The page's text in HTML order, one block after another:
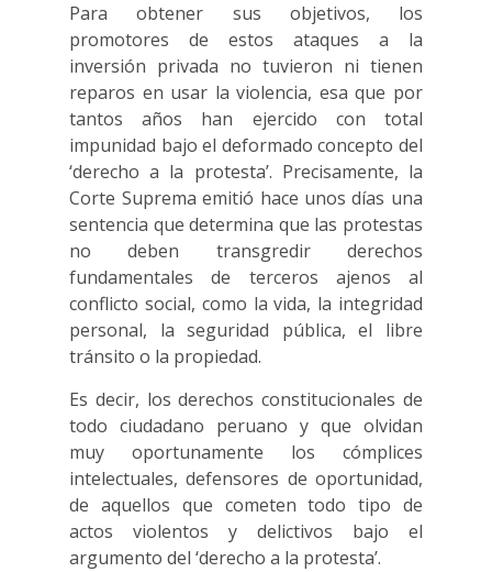
Para obtener sus objetivos, los
promotores de estos ataques a la
inversión privada no tuvieron ni tienen
reparos en usar la violencia, esa que por
tantos años han ejercido con total
impunidad bajo el deformado concepto del
‘derecho a la protesta’. Precisamente, la
Corte Suprema emitió hace unos días una
sentencia que determina que las protestas
no deben transgredir derechos
fundamentales de terceros ajenos al
conflicto social, como la vida, la integridad
personal, la seguridad pública, el libre
tránsito o la propiedad.
Es decir, los derechos constitucionales de
todo ciudadano peruano y que olvidan
muy oportunamente los cómplices
intelectuales, defensores de oportunidad,
de aquellos que cometen todo tipo de
actos violentos y delictivos bajo el
argumento del ‘derecho a la protesta’.